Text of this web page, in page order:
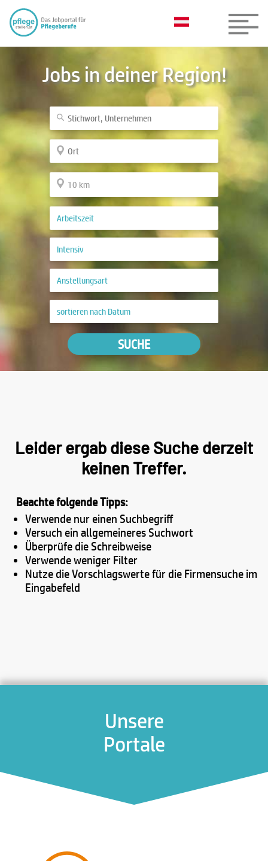
Jobs in deiner Region!
SUCHE
Leider ergab diese Suche derzeit
keinen Treffer.
Beachte folgende Tipps:
Verwende nur einen Suchbegriff
Versuch ein allgemeineres Suchwort
Überprüfe die Schreibweise
Verwende weniger Filter
Nutze die Vorschlagswerte für die Firmensuche im
Eingabefeld
Unsere
Portale